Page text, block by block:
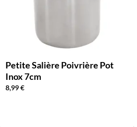
Petite Salière Poivrière Pot
Inox 7cm
8,99€